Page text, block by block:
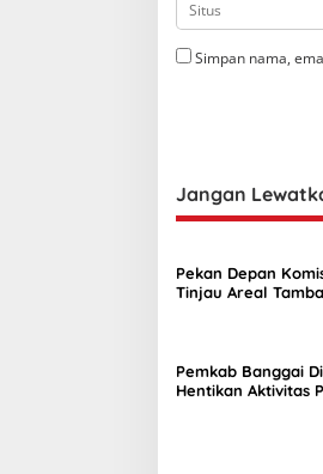
Simpan nama,
Jangan
Pekan Depan
Tinjau Areal
Pemkab Banggai
Hentikan Aktivitas